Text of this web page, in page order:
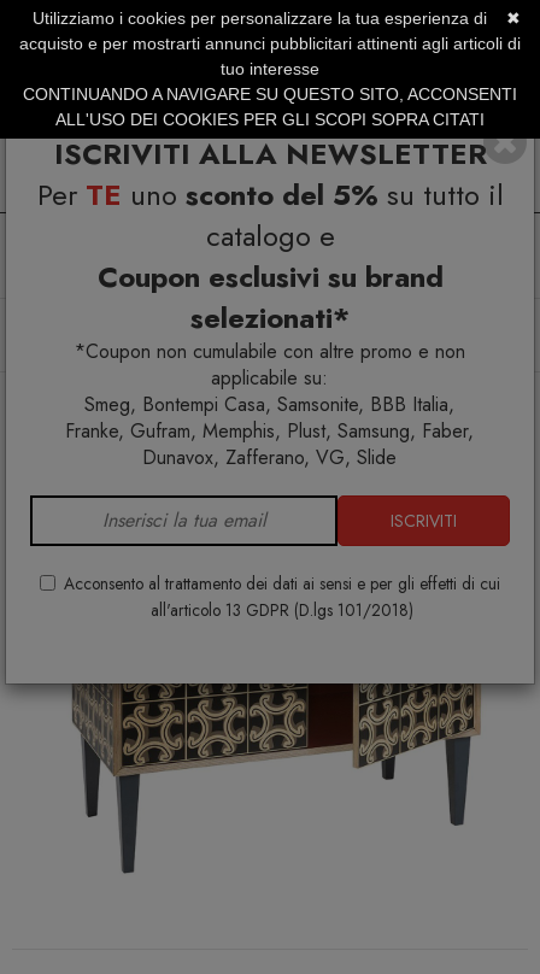
ISCRIVITI ALLA NEWSLETTER
Per TE uno sconto del 5% su tutto il
catalogo e
Coupon esclusivi su brand
selezionati*
*Coupon non cumulabile con altre promo e non
applicabile su:
Smeg, Bontempi Casa, Samsonite, BBB Italia,
Franke, Gufram, Memphis, Plust, Samsung, Faber,
Dunavox, Zafferano, VG, Slide
ISCRIVITI
Acconsento al trattamento dei dati ai sensi e per gli effetti di cui
all'articolo 13 GDPR (D.lgs 101/2018)
SERVIZIO CLIENTI +39.0773.470.562
SUMMER SALES | Fino al 31 Agosto
Arredo interno
Mobili contenitori
Tinello Italiano Contenitore MP008
✖
Utilizziamo i cookies per personalizzare la tua esperienza di
acquisto e per mostrarti annunci pubblicitari attinenti agli articoli di
tuo interesse
CONTINUANDO A NAVIGARE SU QUESTO SITO, ACCONSENTI
ALL'USO DEI COOKIES PER GLI SCOPI SOPRA CITATI